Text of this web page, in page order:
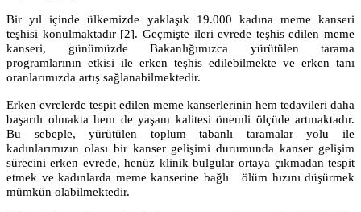
Bir yıl içinde ülkemizde yaklaşık 19.000 kadına meme kanseri
teşhisi konulmaktadır [2]. Geçmişte ileri evrede teşhis edilen meme
kanseri, günümüzde Bakanlığımızca yürütülen tarama
programlarının etkisi ile erken teşhis edilebilmekte ve erken tanı
oranlarımızda artış sağlanabilmektedir.
Erken evrelerde tespit edilen meme kanserlerinin hem tedavileri daha
başarılı olmakta hem de yaşam kalitesi önemli ölçüde artmaktadır.
Bu sebeple, yürütülen toplum tabanlı taramalar yolu ile
kadınlarımızın olası bir kanser gelişimi durumundakanser gelişim
sürecini erken evrede, henüz klinik bulgular ortaya çıkmadan tespit
etmek ve kadınlarda meme kanserine bağlı ölüm hızını düşürmek
mümkün olabilmektedir.